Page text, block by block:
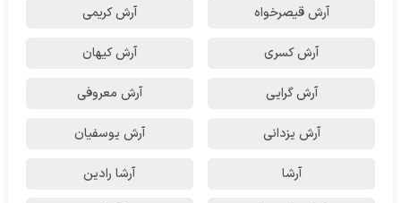
آرش قیصرخواه آرش کریمی
آرش کسری آرش کیهان
آرش گرایی آرش معروفی
آرش یزدانی آرش یوسفیان
آرشا آرشا رادین